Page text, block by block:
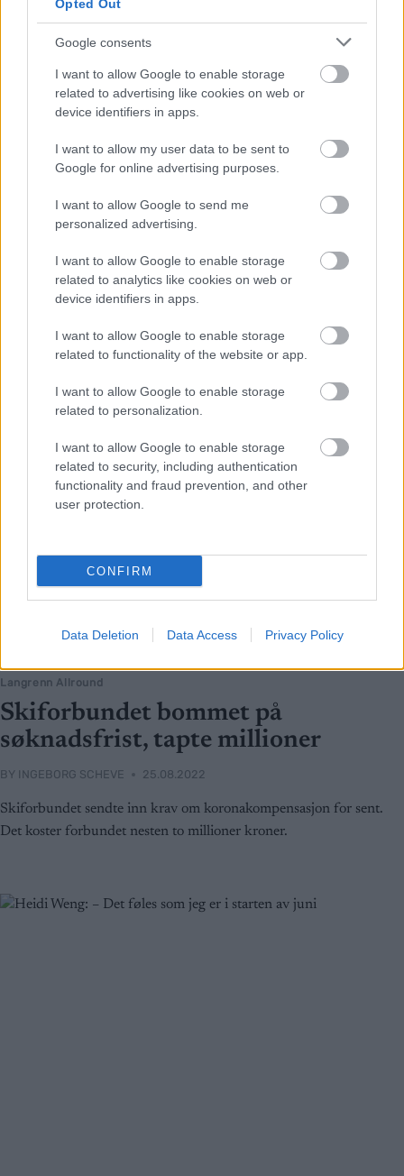
Opted Out
Google consents
I want to allow Google to enable storage
related to advertising like cookies on web or
device identifiers in apps.
I want to allow my user data to be sent to
Google for online advertising purposes.
I want to allow Google to send me
personalized advertising.
I want to allow Google to enable storage
related to analytics like cookies on web or
device identifiers in apps.
I want to allow Google to enable storage
related to functionality of the website or app.
I want to allow Google to enable storage
related to personalization.
I want to allow Google to enable storage
related to security, including authentication
functionality and fraud prevention, and other
user protection.
CONFIRM
Data Deletion Data Access Privacy Policy
Anne Kjersti Kalvå om VM og
sesongen der vi begge lykkes
Anne Kjersti Kalvå har ristet av seg skuffelsen over at OL røk. I
helga var både hun og samboer Didrik Tønseth på pallen i
Toppidrettsveka.
Langrenn Allround
Skiforbundet bommet på
søknadsfrist, tapte millioner
BY INGEBORG SCHEVE 25.08.2022
Skiforbundet sendte inn krav om koronakompensasjon for sent.
Det koster forbundet nesten to millioner kroner.